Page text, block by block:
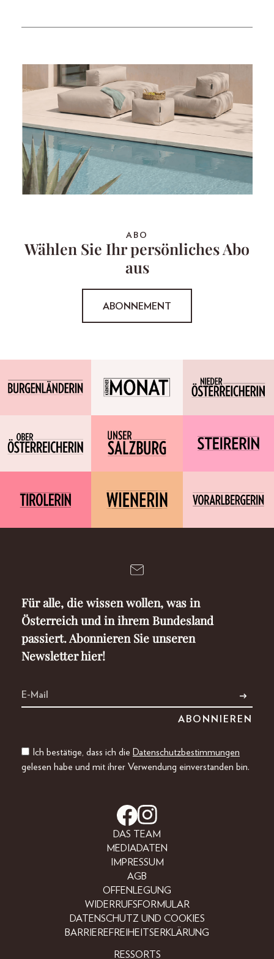
ABO
Wählen Sie Ihr persönliches Abo
aus
ABONNEMENT
Für alle, die wissen wollen, was in
Österreich und in ihrem Bundesland
passiert. Abonnieren Sie unseren
Newsletter hier!
Ich bestätige, dass ich die Datenschutzbestimmungen
gelesen habe und mit ihrer Verwendung einverstanden bin.
DAS TEAM
MEDIADATEN
IMPRESSUM
AGB
OFFENLEGUNG
WIDERRUFSFORMULAR
DATENSCHUTZ UND COOKIES
BARRIEREFREIHEITSERKLÄRUNG
RESSORTS